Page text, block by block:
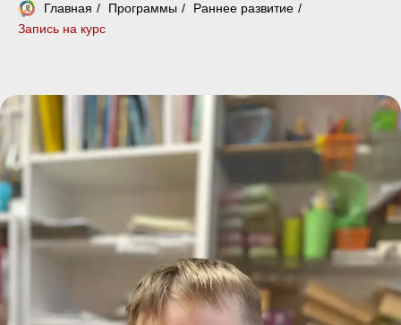
Главная / Программы / Раннее развитие /
Запись на курс